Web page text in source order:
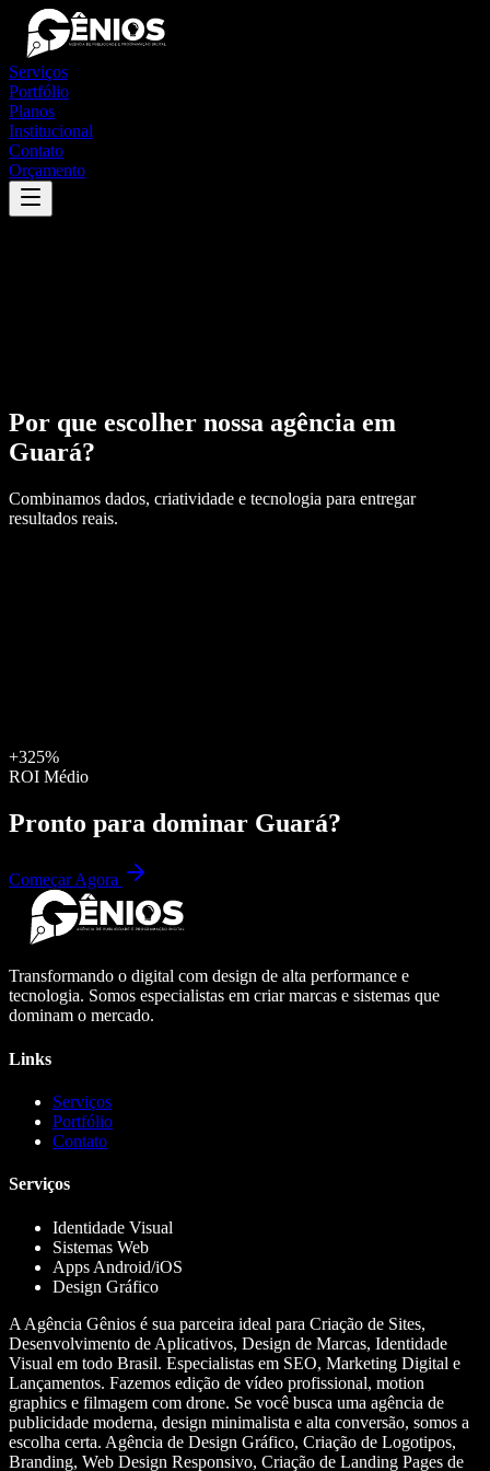
Serviços
Portfólio
Planos
Institucional
Contato
Orçamento
Por que escolher nossa agência em
Guará?
Combinamos dados, criatividade e tecnologia para entregar
resultados reais.
+325%
ROI Médio
Pronto para dominar Guará?
Começar Agora
Transformando o digital com design de alta performance e
tecnologia. Somos especialistas em criar marcas e sistemas que
dominam o mercado.
Links
Serviços
Portfólio
Contato
Serviços
Identidade Visual
Sistemas Web
Apps Android/iOS
Design Gráfico
A Agência Gênios é sua parceira ideal para Criação de Sites,
Desenvolvimento de Aplicativos, Design de Marcas, Identidade
Visual em todo Brasil. Especialistas em SEO, Marketing Digital e
Lançamentos. Fazemos edição de vídeo profissional, motion
graphics e filmagem com drone. Se você busca uma agência de
publicidade moderna, design minimalista e alta conversão, somos a
escolha certa. Agência de Design Gráfico, Criação de Logotipos,
Branding, Web Design Responsivo, Criação de Landing Pages de